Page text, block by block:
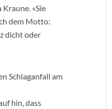
«Sie
dem Motto:
dicht oder
Schlaganfall am
hin, dass